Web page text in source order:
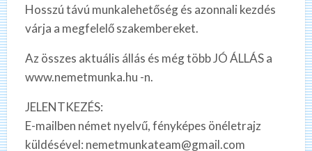
Hosszú távú munkalehetőség és azonnali kezdés
várja a megfelelő szakembereket.
Az összes aktuális állás és még több JÓ ÁLLÁS a
www.nemetmunka.hu -n.
JELENTKEZÉS:
E-mailben német nyelvű, fényképes önéletrajz
küldésével: nemetmunkateam@gmail.com